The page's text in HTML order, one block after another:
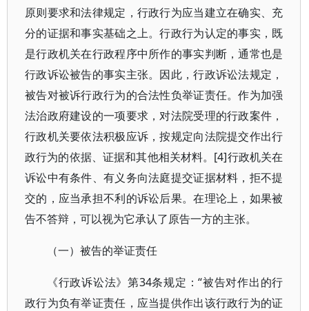
原则要求和法律规定，行政行为应当建立在确实、充
分的证据和事实基础之上。行政行为认定的事实，既
是行政机关在行政程序中所作的事实判断，通常也是
行政诉讼被告的事实主张。因此，行政诉讼法规定，
被告对被诉行政行为的合法性负举证责任。作为加强
法治政府建设的一项要求，对法院受理的行政案件，
行政机关要依法积极应诉，按规定向法院提交作出行
政行为的依据、证据和其他相关材料。[4]行政机关在
诉讼中有条件、有义务向法庭提交证据材料，拒不提
交的，应当承担不利的诉讼后果。在理论上，如果被
告不答辩，可以视为它承认了原告一方的主张。
（一）被告的举证责任
《行政诉讼法》第34条规定：“被告对作出的行
政行为负有举证责任，应当提供作出该行政行为的证